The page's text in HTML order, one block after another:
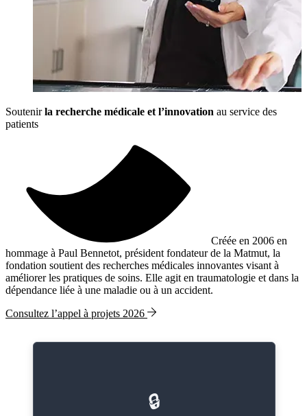
Soutenirla recherche médicale et l’innovation au service des
patients
Créée en 2006 en
hommage à Paul Bennetot, président fondateur de la Matmut, la
fondation soutient des recherches médicales innovantes visant à
améliorer les pratiques de soins. Elle agit en traumatologie et dans la
dépendance liée à une maladie ou à un accident.
Consultez l’appel à projets 2026
🔒